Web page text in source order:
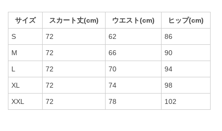
サイズ スカート丈(cm) ウエスト(cm) ヒップ(cm)
S 72 62 86
M 72 66 90
L 72 70 94
XL 72 74 98
XXL 72 78 102